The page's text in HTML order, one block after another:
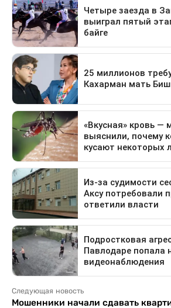
Следующая новость
Мошенники начали сдавать